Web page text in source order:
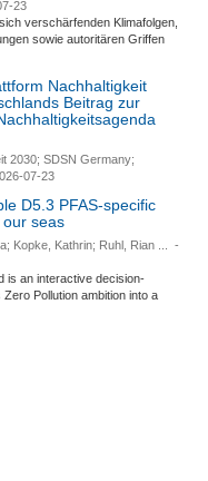
23
verschärfenden Klimafolgen,
sowie autoritären Griffen
Nachhaltigkeit
Beitrag zur
2030; SDSN Germany;
07-23
D5.3 PFAS-specific
seas
Kopke, Kathrin; Ruhl, Rian ...
-
is an interactive decision-
Pollution ambition into a